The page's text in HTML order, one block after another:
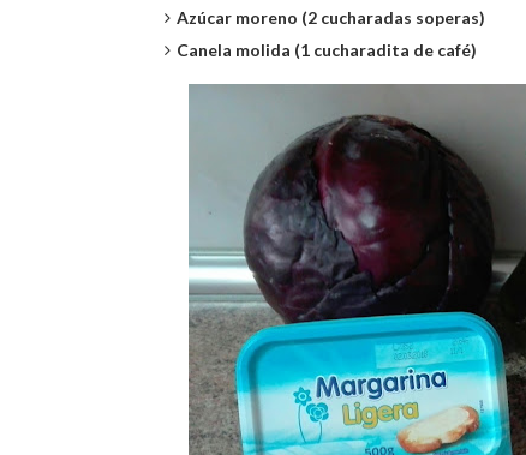
Azúcar moreno (2 cucharadas soperas)
Canela molida (1 cucharadita de café)